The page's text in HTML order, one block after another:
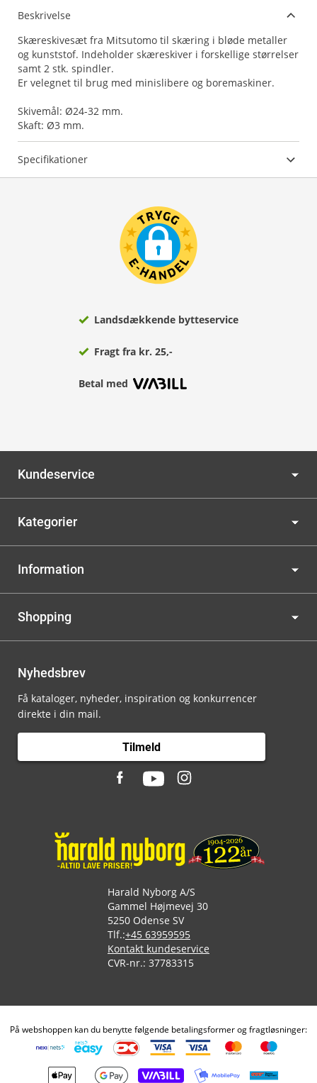
Beskrivelse
Skæreskivesæt fra Mitsutomo til skæring i bløde metaller
og kunststof. Indeholder skæreskiver i forskellige størrelser
samt 2 stk. spindler.
Er velegnet til brug med minislibere og boremaskiner.
Skivemål: Ø24-32 mm.
Skaft: Ø3 mm.
Specifikationer
Landsdækkende bytteservice
Fragt fra kr. 25,-
Betal med
Kundeservice
Kategorier
Information
Shopping
Nyhedsbrev
Få kataloger, nyheder, inspiration og konkurrencer
direkte i din mail.
Tilmeld
Harald Nyborg A/S
Gammel Højmevej 30
5250 Odense SV
Tlf.:+45 63959595
Kontakt kundeservice
CVR-nr.: 37783315
På webshoppen kan du benytte følgende betalingsformer og fragtløsninger: